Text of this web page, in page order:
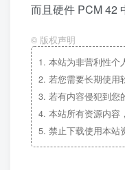
而且硬件 PCM 42
© 版权声明
1. 本站为非营利性个
2. 若您需要长期使用
3. 若有内容侵犯到您
4. 本站所有资源内容
5. 禁止下载使用本站